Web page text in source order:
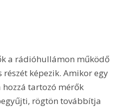
a rádióhullámon működő
részét képezik. Amikor egy
tartozó mérők
rögtön továbbítja